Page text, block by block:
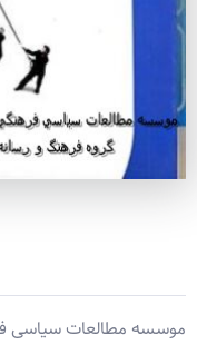
موسسه مطالعات سیاسی